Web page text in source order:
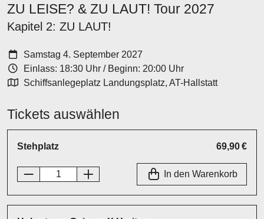
ZU LEISE? & ZU LAUT! Tour 2027
Kapitel 2: ZU LAUT!
Samstag 4. September 2027
Einlass: 18:30 Uhr / Beginn: 20:00 Uhr
Schiffsanlegeplatz Landungsplatz, AT-Hallstatt
Tickets auswählen
Stehplatz 69,90 €
In den Warenkorb